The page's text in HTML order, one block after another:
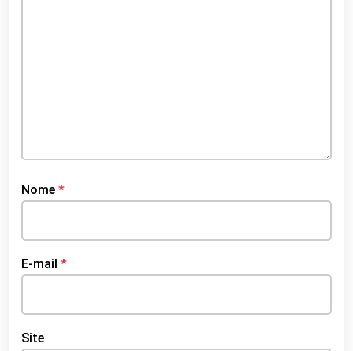
Nome *
E-mail *
Site